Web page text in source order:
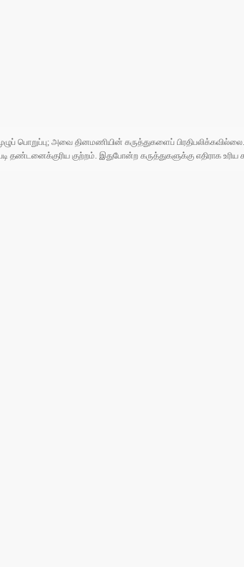
பொறுப்பு; அவை தினமணியின் கருத்துகளைப்
குற்றம். இதுபோன்ற கருத்துகளுக்கு எதிராக உரிய